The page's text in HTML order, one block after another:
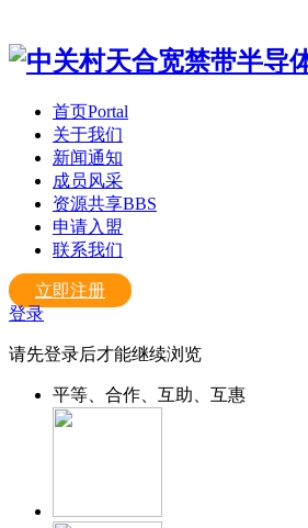
首页Portal
关于我们
新闻通知
成员风采
资源共享BBS
申请入盟
联系我们
立即注册
登录
请先登录后才能继续浏览
平等、合作、互助、互惠